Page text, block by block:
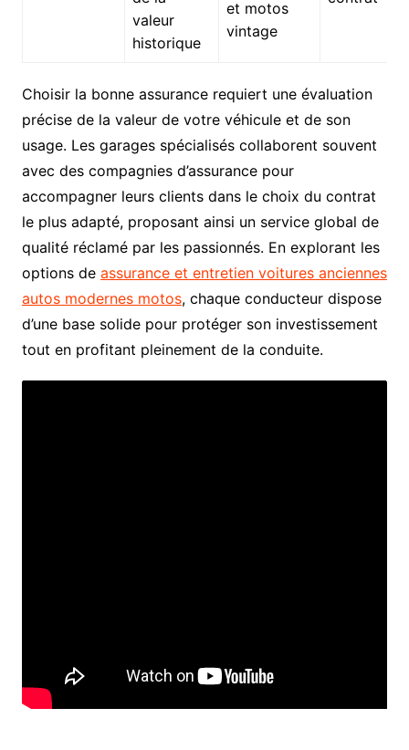
valeur
historique
et motos
vintage
Choisir la bonne assurance requiert une évaluation
précise de la valeur de votre véhicule et de son
usage. Les garages spécialisés collaborent souvent
avec des compagnies d’assurance pour
accompagner leurs clients dans le choix du contrat
le plus adapté, proposant ainsi un service global de
qualité réclamé par les passionnés. En explorant les
options de assurance et entretien voitures anciennes
autos modernes motos, chaque conducteur dispose
d’une base solide pour protéger son investissement
tout en profitant pleinement de la conduite.